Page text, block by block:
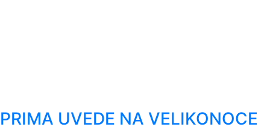
PRIMA UVEDE NA VELIKONOCE